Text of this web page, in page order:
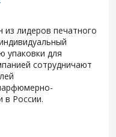
из лидеров печатного
упаковки для
сотрудничают
в России.